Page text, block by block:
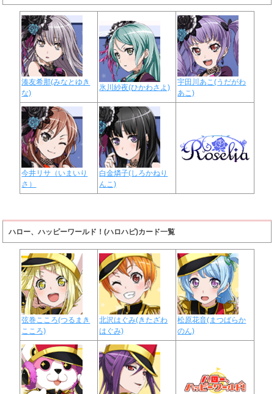
湊友希那(みなとゆき
な)
氷川紗夜(ひかわさよ)
宇田川あこ(うだがわ
あこ)
今井リサ（いまいり
さ）
白金燐子(しろかねり
んこ)
ハロー、ハッピーワールド！(ハロハピ)カード一覧
弦巻こころ(つるまき
こころ)
北沢はぐみ(きたざわ
はぐみ)
松原花音(まつばらか
のん)